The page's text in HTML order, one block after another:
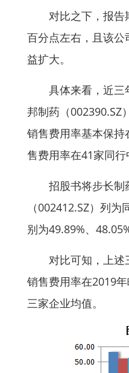
对比之下，报告
百分点左右，且该
益扩大。
具体来看，近三
邦制药 （002390.SZ
销售费用率基本保
售费用率在41家同行
招股书将步长制
（002412.SZ）列
别为49.89%、
对比可知，上述
销售费用率在2019
三家企业均值。